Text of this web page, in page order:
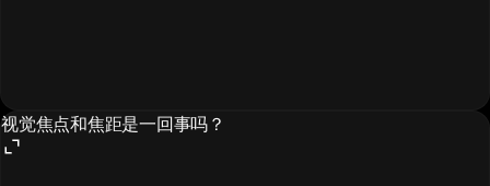
视觉焦点和焦距是一回事吗？